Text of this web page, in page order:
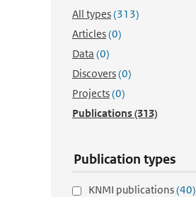
All types(313)
Articles(0)
Data (0)
Discovers(0)
Projects(0)
Publications(313)
Publication types
KNMI publications(40)